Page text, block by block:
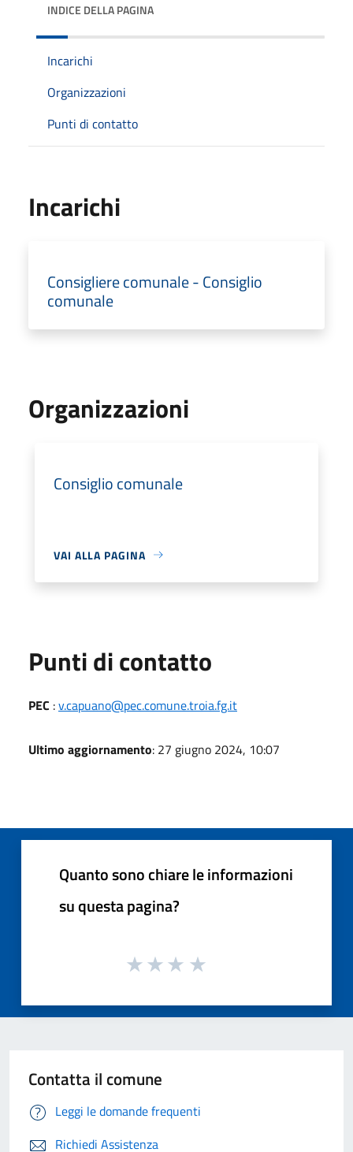
INDICE DELLA PAGINA
Incarichi
Organizzazioni
Punti di contatto
Incarichi
Consigliere comunale - Consiglio
comunale
Organizzazioni
Consiglio comunale
VAI ALLA PAGINA
Punti di contatto
PEC :v.capuano@pec.comune.troia.fg.it
Ultimo aggiornamento: 27 giugno 2024, 10:07
Quanto sono chiare le informazioni
su questa pagina?
Contatta il comune
Leggi le domande frequenti
Richiedi Assistenza